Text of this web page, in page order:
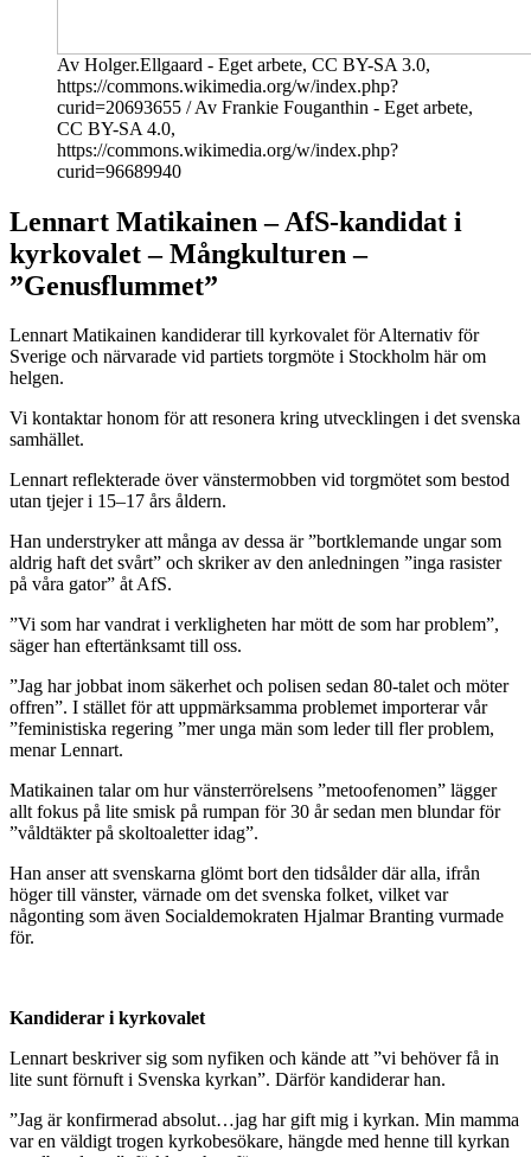
Av Holger.Ellgaard - Eget arbete, CC BY-SA 3.0,
https://commons.wikimedia.org/w/index.php?
curid=20693655 / Av Frankie Fouganthin - Eget arbete,
CC BY-SA 4.0,
https://commons.wikimedia.org/w/index.php?
curid=96689940
Lennart Matikainen – AfS-kandidat i
kyrkovalet – Mångkulturen –
”Genusflummet”
Lennart Matikainen kandiderar till kyrkovalet för Alternativ för
Sverige och närvarade vid partiets torgmöte i Stockholm här om
helgen.
Vi kontaktar honom för att resonera kring utvecklingen i det svenska
samhället.
Lennart reflekterade över vänstermobben vid torgmötet som bestod
utan tjejer i 15–17 års åldern.
Han understryker att många av dessa är ”bortklemande ungar som
aldrig haft det svårt” och skriker av den anledningen ”inga rasister
på våra gator” åt AfS.
”Vi som har vandrat i verkligheten har mött de som har problem”,
säger han eftertänksamt till oss.
”Jag har jobbat inom säkerhet och polisen sedan 80-talet och möter
offren”. I stället för att uppmärksamma problemet importerar vår
”feministiska regering ”mer unga män som leder till fler problem,
menar Lennart.
Matikainen talar om hur vänsterrörelsens ”metoofenomen” lägger
allt fokus på lite smisk på rumpan för 30 år sedan men blundar för
”våldtäkter på skoltoaletter idag”.
Han anser att svenskarna glömt bort den tidsålder där alla, ifrån
höger till vänster, värnade om det svenska folket, vilket var
någonting som även Socialdemokraten Hjalmar Branting vurmade
för.
Kandiderar i kyrkovalet
Lennart beskriver sig som nyfiken och kände att ”vi behöver få in
lite sunt förnuft i Svenska kyrkan”. Därför kandiderar han.
”Jag är konfirmerad absolut…jag har gift mig i kyrkan. Min mamma
var en väldigt trogen kyrkobesökare, hängde med henne till kyrkan